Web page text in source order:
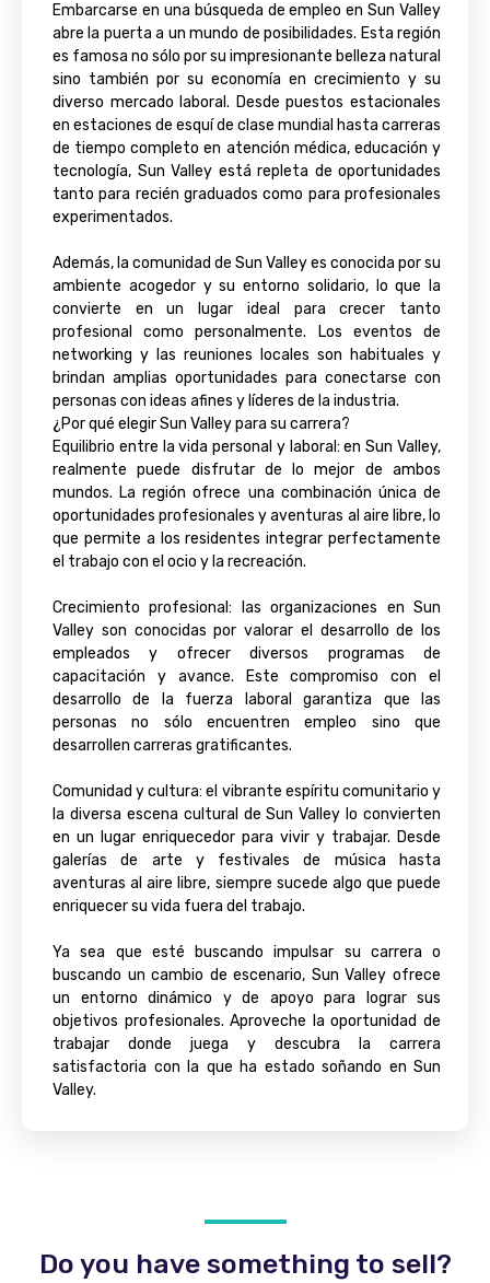
Embarcarse en una búsqueda de empleo en Sun Valley
abre la puerta a un mundo de posibilidades. Esta región
es famosa no sólo por su impresionante belleza natural
sino también por su economía en crecimiento y su
diverso mercado laboral. Desde puestos estacionales
en estaciones de esquí de clase mundial hasta carreras
de tiempo completo en atención médica, educación y
tecnología, Sun Valley está repleta de oportunidades
tanto para recién graduados como para profesionales
experimentados.
Además, la comunidad de Sun Valley es conocida por su
ambiente acogedor y su entorno solidario, lo que la
convierte en un lugar ideal para crecer tanto
profesional como personalmente. Los eventos de
networking y las reuniones locales son habituales y
brindan amplias oportunidades para conectarse con
personas con ideas afines y líderes de la industria.
¿Por qué elegir Sun Valley para su carrera?
Equilibrio entre la vida personal y laboral: en Sun Valley,
realmente puede disfrutar de lo mejor de ambos
mundos. La región ofrece una combinación única de
oportunidades profesionales y aventuras al aire libre, lo
que permite a los residentes integrar perfectamente
el trabajo con el ocio y la recreación.
Crecimiento profesional: las organizaciones en Sun
Valley son conocidas por valorar el desarrollo de los
empleados y ofrecer diversos programas de
capacitación y avance. Este compromiso con el
desarrollo de la fuerza laboral garantiza que las
personas no sólo encuentren empleo sino que
desarrollen carreras gratificantes.
Comunidad y cultura: el vibrante espíritu comunitario y
la diversa escena cultural de Sun Valley lo convierten
en un lugar enriquecedor para vivir y trabajar. Desde
galerías de arte y festivales de música hasta
aventuras al aire libre, siempre sucede algo que puede
enriquecer su vida fuera del trabajo.
Ya sea que esté buscando impulsar su carrera o
buscando un cambio de escenario, Sun Valley ofrece
un entorno dinámico y de apoyo para lograr sus
objetivos profesionales. Aproveche la oportunidad de
trabajar donde juega y descubra la carrera
satisfactoria con la que ha estado soñando en Sun
Valley.
Do you have something to sell?